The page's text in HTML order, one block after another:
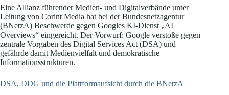
Eine Allianz führender Medien- und Digitalverbände unter
Leitung von Corint Media hat bei der Bundesnetzagentur
(BNetzA) Beschwerde gegen Googles KI-Dienst „AI
Overviews“ eingereicht. Der Vorwurf: Google verstoße gegen
zentrale Vorgaben des Digital Services Act (DSA) und
gefährde damit Medienvielfalt und demokratische
Informationsstrukturen.
DSA, DDG und die Plattformaufsicht durch die BNetzA